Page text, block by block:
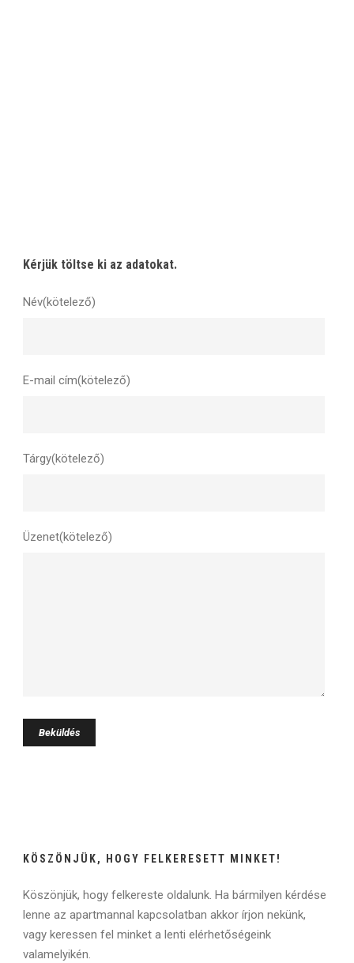
Kérjük töltse ki az adatokat.
Név(kötelező)
E-mail cím(kötelező)
Tárgy(kötelező)
Üzenet(kötelező)
KÖSZÖNJÜK, HOGY FELKERESETT MINKET!
Köszönjük, hogy felkereste oldalunk. Ha bármilyen kérdése
lenne az apartmannal kapcsolatban akkor írjon nekünk,
vagy keressen fel minket a lenti elérhetőségeink
valamelyikén.